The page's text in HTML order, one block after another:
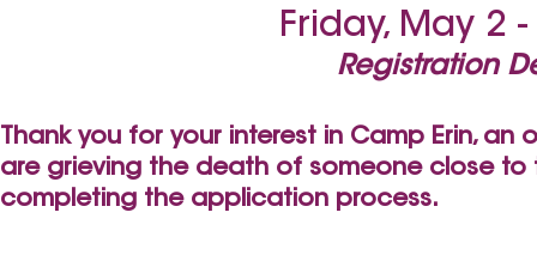
Friday, May 2
Registration
Thank you for your interest in Camp Erin,
are grieving the death of someone close to
completing the application process.